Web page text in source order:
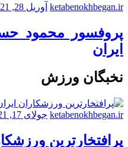
ketabenokhbegan.ir آوریل 28, 2021
پروفسور محمود
ایران
نخبگان ورزش
ketabenokhbegan.ir جولای 17, 2021
پرافتخارترین